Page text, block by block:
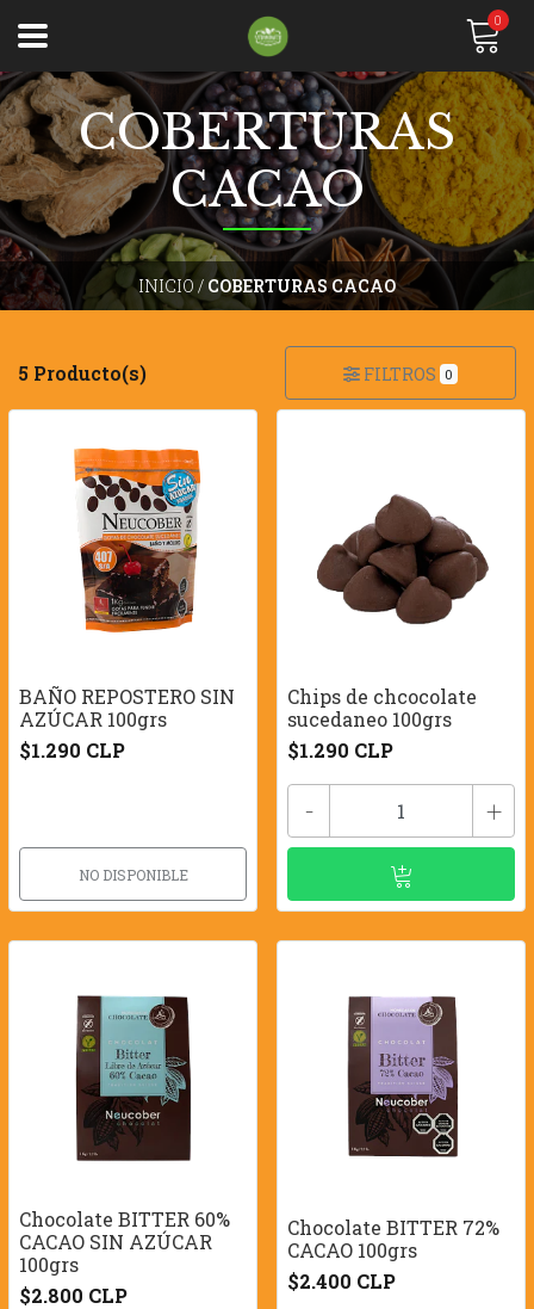
0
INICIO / COBERTURAS CACAO
COBERTURAS
CACAO
5 Producto(s) FILTROS 0
BAÑO REPOSTERO SIN
AZÚCAR 100grs
$1.290 CLP
NO DISPONIBLE
Chips de chcocolate
sucedaneo 100grs
$1.290 CLP
- +
Chocolate BITTER 60%
CACAO SIN AZÚCAR
100grs
$2.800 CLP
Chocolate BITTER 72%
CACAO 100grs
$2.400 CLP